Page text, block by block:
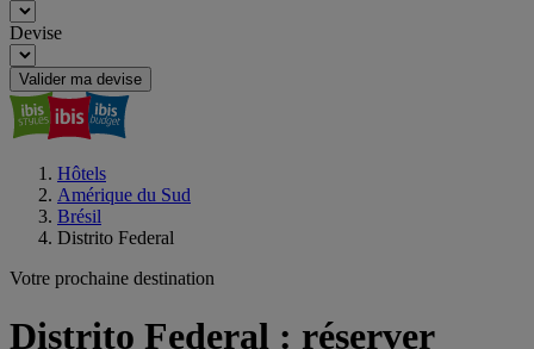
Devise
Valider ma devise
Hôtels
Amérique du Sud
Brésil
Distrito Federal
Votre prochaine destination
Distrito Federal : réserver